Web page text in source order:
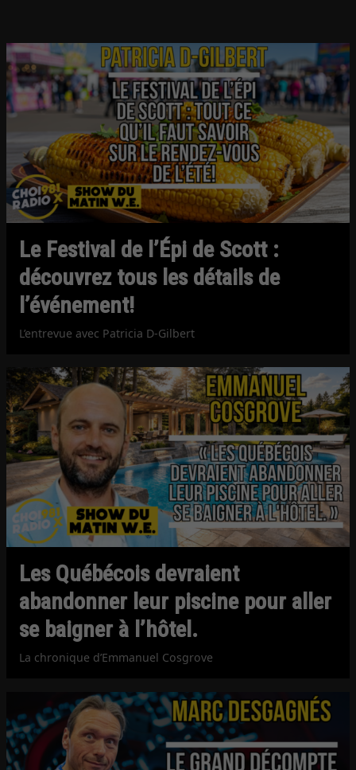
Le Festival de l’Épi de Scott :
découvrez tous les détails de
l’événement!
L’entrevue avec Patricia D-Gilbert
Les Québécois devraient
abandonner leur piscine pour aller
se baigner à l’hôtel.
La chronique d’Emmanuel Cosgrove